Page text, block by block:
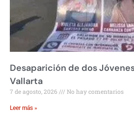
Desaparición de dos
Vallarta
7 de agosto, 2026 No hay comentarios
Leer más »